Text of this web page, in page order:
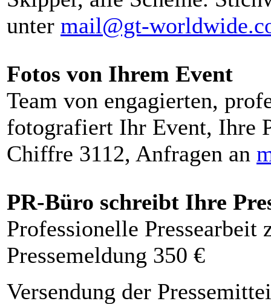
unter mail@gt-
Fotos von Ihrem Event
Team von engagierten,
fotografiert Ihr Event, Ihre
Chiffre 3112, Anfragen an
PR-Büro schreibt Ihre
Professionelle Pressearbeit
Pressemeldung 350 €
Versendung der